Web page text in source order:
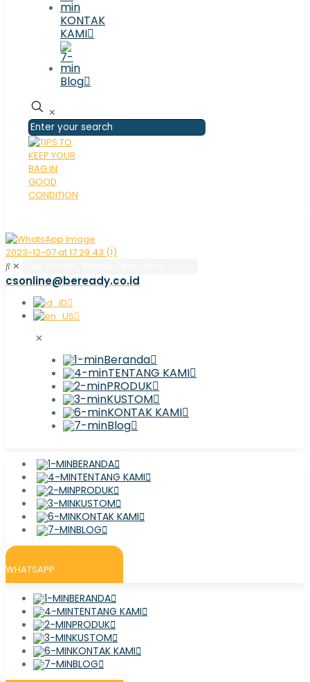
KONTAK
KAMI
Blog
✕
✕
csonline@beready.co.id
✕
Beranda
TENTANG KAMI
PRODUK
KUSTOM
KONTAK KAMI
Blog
BERANDA
TENTANG KAMI
PRODUK
KUSTOM
KONTAK KAMI
BLOG
WHATSAPP
BERANDA
TENTANG KAMI
PRODUK
KUSTOM
KONTAK KAMI
BLOG